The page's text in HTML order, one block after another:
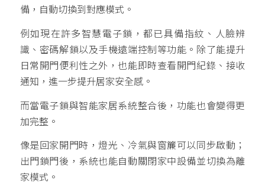
備，自動切換到對應模式。
例如現在許多智慧電子鎖，都已具備指紋、人臉辨
識、密碼解鎖以及手機遠端控制等功能。除了能提升
日常開門便利性之外，也能即時查看開門紀錄、接收
通知，進一步提升居家安全感。
而當電子鎖與智能家居系統整合後，功能也會變得更
加完整。
像是回家開門時，燈光、冷氣與窗簾可以同步啟動；
出門鎖門後，系統也能自動關閉家中設備並切換為離
家模式。